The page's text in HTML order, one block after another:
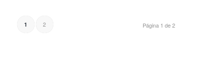
Página 1 de 2
1 2